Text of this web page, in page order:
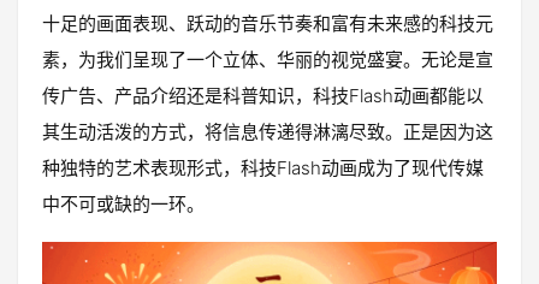
十足的画面表现、跃动的音乐节奏和富有未来感的科技元
素，为我们呈现了一个立体、华丽的视觉盛宴。无论是宣
传广告、产品介绍还是科普知识，科技Flash动画都能以
其生动活泼的方式，将信息传递得淋漓尽致。正是因为这
种独特的艺术表现形式，科技Flash动画成为了现代传媒
中不可或缺的一环。